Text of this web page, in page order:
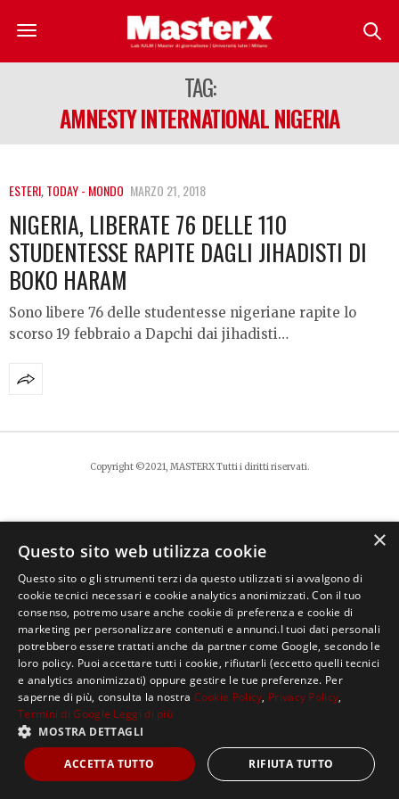
TAG:
AMNESTY INTERNATIONAL NIGERIA
ESTERI,TODAY - MONDO MARZO 21, 2018
NIGERIA, LIBERATE 76 DELLE 110
STUDENTESSE RAPITE DAGLI JIHADISTI DI
BOKO HARAM
Sono libere 76 delle studentesse nigeriane rapite lo
scorso 19 febbraio a Dapchi dai jihadisti…
Copyright ©2021, MASTERX Tutti i diritti riservati.
×
Questo sito web utilizza cookie
Questo sito o gli strumenti terzi da questo utilizzati si avvalgono di
cookie tecnici necessari e cookie analytics anonimizzati. Con il tuo
consenso, potremo usare anche cookie di preferenza e cookie di
marketing per personalizzare contenuti e annunci.I tuoi dati personali
potrebbero essere trattati anche da partner come Google, secondo le
loro policy. Puoi accettare tutti i cookie, rifiutarli (eccetto quelli tecnici
e analytics anonimizzati) oppure gestire le tue preferenze. Per
saperne di più, consulta la nostra Cookie Policy, Privacy Policy,
Termini di Google Leggi di più
MOSTRA DETTAGLI
ACCETTA TUTTO RIFIUTA TUTTO